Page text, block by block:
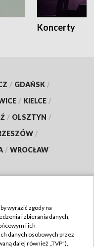
Koncerty
/ GDAŃSK /
/ KIELCE /
/ OLSZTYN /
/
/ WROCŁAW
wyrazić zgody na
i zbierania danych,
i ich
danych osobowych przez
dalej również „TVP”),